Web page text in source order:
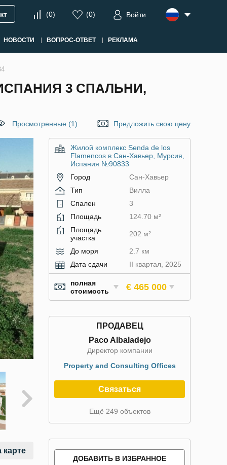
(0) (0) Войти
НОВОСТИ ВОПРОС-ОТВЕТ РЕКЛАМА
ИСПАНИЯ 3 СПАЛЬНИ,
Просмотренные (1) Предложить свою цену
карте
Жилой комплекс Senda de los
Flamencos в Сан-Хавьер, Мурсия,
Испания №90833
Город
Сан-Хавьер
Тип
Вилла
Спален
3
Площадь
124.70 м²
Площадь
участка
202 м²
До моря
2.7 км
Дата сдачи
II квартал, 2025
полная
стоимость
€ 465 000
ПРОДАВЕЦ
Paco Albaladejo
Директор компании
Property and Consulting Offices
Связаться
Ещё 249 объектов
ДОБАВИТЬ В ИЗБРАННОЕ